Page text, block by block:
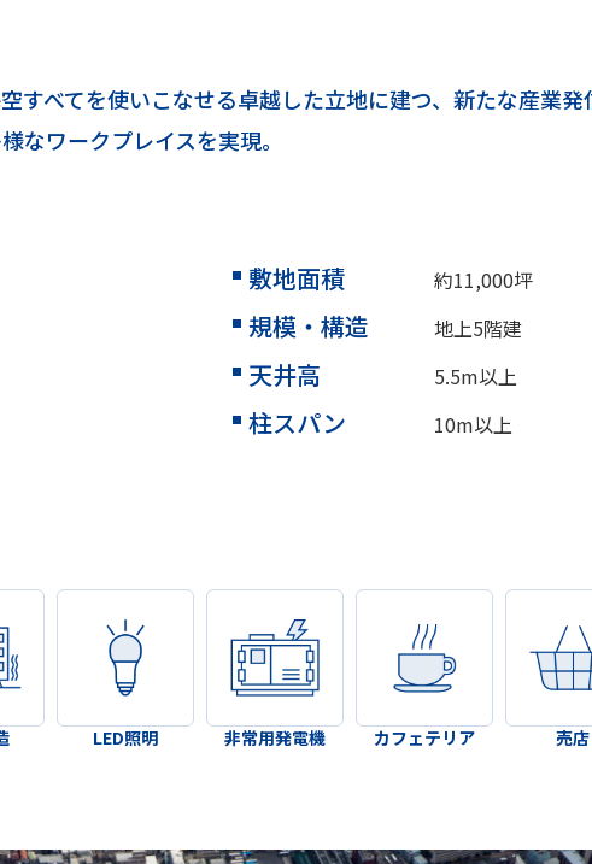
べてを使いこなせる卓越した立地に建つ、新たな産業発
なワークプレイスを実現。
敷地面積 約11,000坪
規模・構造 地上5階建
天井高 5.5m以上
柱スパン 10m以上
LED照明 非常用発電機 カフェテリア 売店